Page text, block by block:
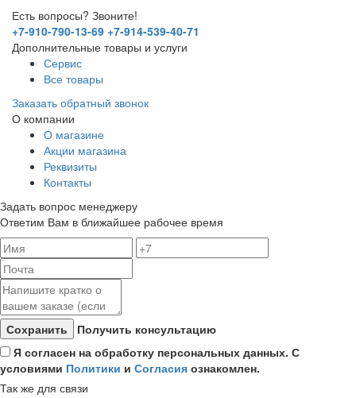
Есть вопросы? Звоните!
+7-910-790-13-69 +7-914-539-40-71
Дополнительные товары и услуги
Сервис
Все товары
Заказать обратный звонок
О компании
О магазине
Акции магазина
Реквизиты
Контакты
Задать вопрос менеджеру
Ответим Вам в ближайшее рабочее время
Получить консультацию
Я согласен на обработку персональных данных. С
условиями Политики и Согласия ознакомлен.
Так же для связи